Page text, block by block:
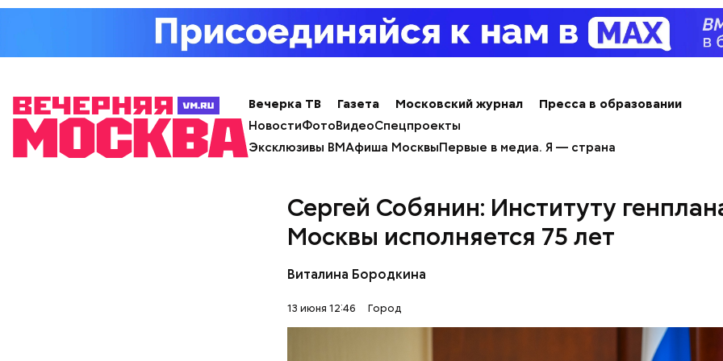
Вечерка ТВ Газета Московский журнал
Пресса в образовании
НовостиФотоВидеоСпецпроекты
Эксклюзивы ВМАфиша МосквыПервые в медиа. Я — страна
Сергей Собянин: Институту
Москвы исполняется 75 лет
Виталина Бородкина
13 июня 12:46 Город